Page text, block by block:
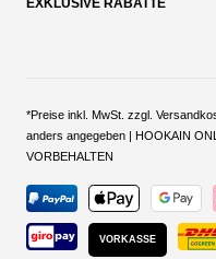
EXKLUSIVE RABATTE
*Preise inkl. MwSt. zzgl.
anders angegeben | HOOKAIN
VORBEHALTEN
VORKASSE